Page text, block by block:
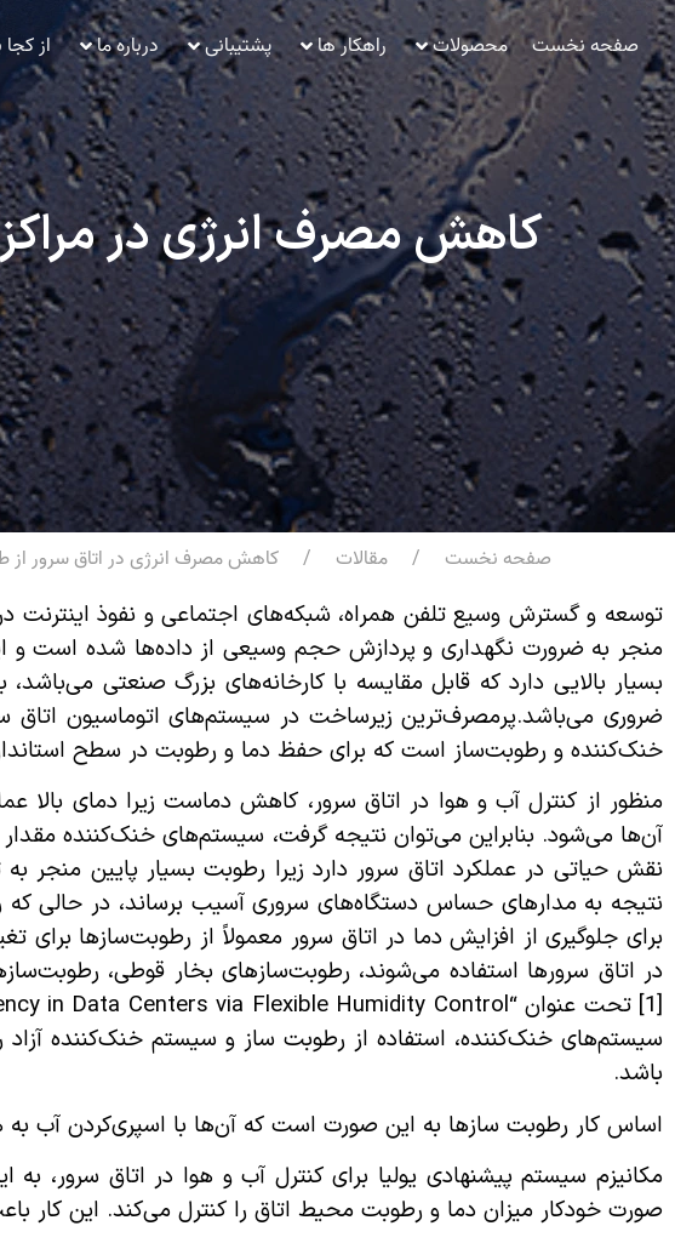
صفحه نخست محصولات راهکار ها پشتیبانی درباره ما از
کاهش مصرف انرژی در
صفحه نخست مقالات کاهش مصرف انرژی در اتاق سرور از
توسعه و گسترش وسیع تلفن همراه، شبکه‌های اجتماعی و نفوذ اینترنت
منجر به ضرورت نگهداری و پردازش حجم وسیعی از داده‌ها شده است و
بسیار بالایی دارد که قابل مقایسه با کارخانه‌های بزرگ صنعتی
ضروری می‌باشد.پرمصرف‌ترین زیرساخت در سیستم‌های اتوماسیون
خنک‌کننده و رطوبت‌ساز است که برای حفظ دما و رطوبت در سطح
منظور از کنترل آب و هوا در اتاق سرور، کاهش دماست زیرا دمای
آن‌ها می‌شود. بنابراین می‌توان نتیجه گرفت، سیستم‌های خنک‌کننده
نقش حیاتی در عملکرد اتاق سرور دارد زیرا رطوبت بسیار پایین منجر
نتیجه به مدارهای حساس دستگاه‌های سروری آسیب برساند، در حالی
برای جلوگیری از افزایش دما در اتاق سرور معمولاً از رطوبت‌سازها
در اتاق سرورها استفاده می‌شوند، رطوبت‌سازهای بخار قوطی،
باشد.
اساس کار رطوبت سازها به این صورت است که آن‌ها با اسپری‌کردن آب به
مکانیزم سیستم‌ پیشنهادی یولیا برای کنترل آب و هوا در اتاق سرور،
صورت خودکار میزان دما و رطوبت محیط اتاق را کنترل می‌کند. این کار